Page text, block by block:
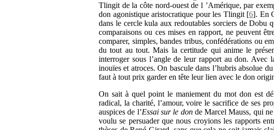
Tlingit de la côte nord-ouest de l ’Amérique, par
don agonistique aristocratique pour les Tlingit[6]. En
dans le cercle kula aux redoutables sorciers de Dobu
comparaisons ou ces mises en rapport, ne peuvent
comparer, simples, bandes tribus, confédérations ou
du tout au tout. Mais la certitude qui anime le
interroger sous l’angle de leur rapport au don. Avec
inouïes et atroces. On bascule dans l’hubris absolue
faut à tout prix garder en tête leur lien avec le don
On sait à quel point le maniement du mot don est
radical, la charité, l’amour, voire le sacrifice de ses
auspices de l’Essai sur le don de Marcel Mauss, qui
voulu se persuader que nous croyions les rapports